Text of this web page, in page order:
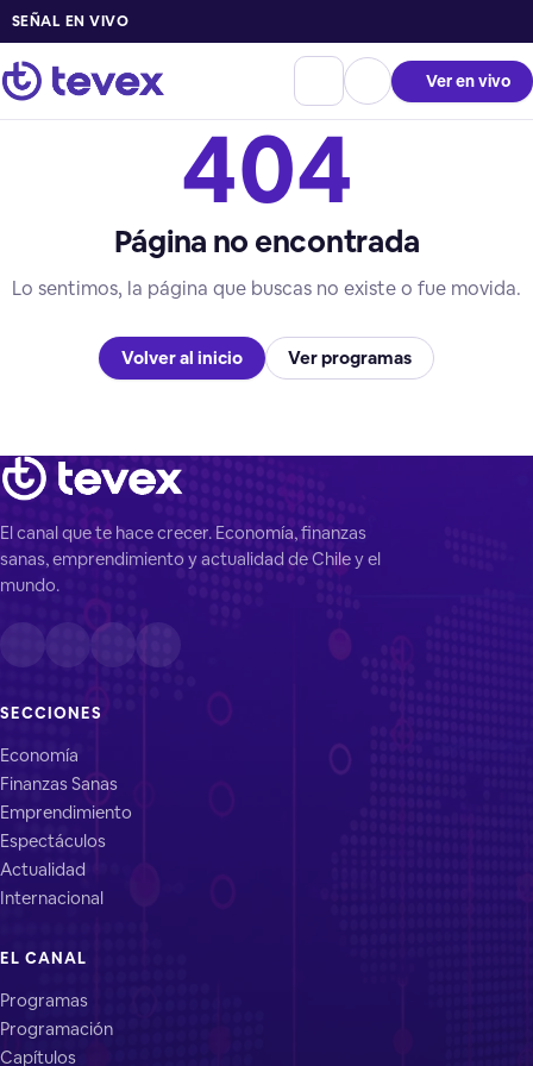
SEÑAL EN VIVO
Ver en vivo
404
Página no encontrada
Lo sentimos, la página que buscas no existe o fue movida.
Volver al inicio Ver programas
El canal que te hace crecer. Economía, finanzas
sanas, emprendimiento y actualidad de Chile y el
mundo.
SECCIONES
Economía
Finanzas Sanas
Emprendimiento
Espectáculos
Actualidad
Internacional
EL CANAL
Programas
Programación
Capítulos